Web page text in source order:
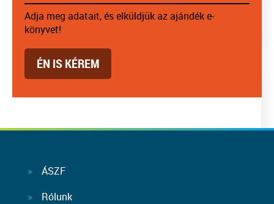
Adja meg adatait, és elküldjük az ajándék e-
könyvet!
ÉN IS KÉREM
ÁSZF
Rólunk